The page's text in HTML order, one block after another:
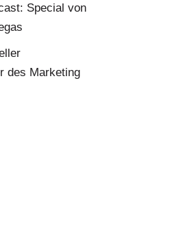
Special von
des Marketing